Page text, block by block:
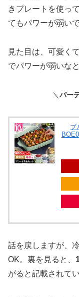
きプレートを使っ
てもパワーが弱いで
見た目は、可愛く
でパワーが弱いな
＼ パー
ブ
話を戻しますが、
OK。裏を見ると、
がると記載されてい